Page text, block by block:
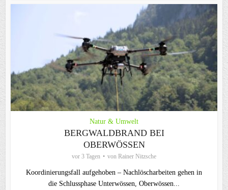
Natur & Umwelt
BERGWALDBRAND BEI
OBERWÖSSEN
vor 3 Tagen von Rainer Nitzsche
Koordinierungsfall aufgehoben – Nachlöscharbeiten gehen in
die Schlussphase Unterwössen, Oberwössen...